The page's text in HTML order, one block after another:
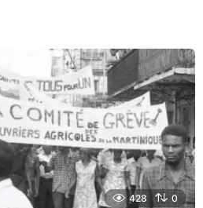
428 0